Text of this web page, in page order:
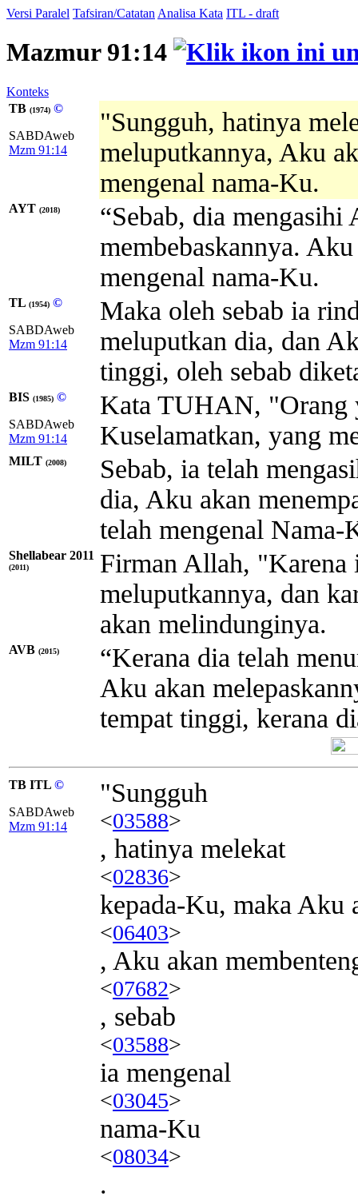
Versi Paralel Tafsiran/Catatan Analisa Kata ITL - draft
Mazmur 91:14
Konteks
TB (1974) ©
SABDAweb
Mzm 91:14
"Sungguh, hatinya
meluputkannya, Aku
mengenal nama-Ku.
AYT (2018)
“Sebab, dia
membebaskannya.
mengenal nama-Ku.
TL (1954) ©
SABDAweb
Mzm 91:14
Maka oleh sebab ia
meluputkan dia, dan
tinggi, oleh sebab
BIS (1985) ©
SABDAweb
Mzm 91:14
Kata TUHAN, "Orang
Kuselamatkan, yang
MILT (2008)
Sebab, ia telah
dia, Aku akan
telah mengenal Nama-
Shellabear 2011
(2011)
Firman Allah, "Karena
meluputkannya, dan
akan melindunginya.
AVB (2015)
“Kerana dia telah
Aku akan
tempat tinggi, kerana
TB ITL ©
SABDAweb
Mzm 91:14
"Sungguh
<03588>
, hatinya melekat
<02836>
kepada-Ku, maka Aku
<06403>
, Aku akan
<07682>
, sebab
<03588>
ia mengenal
<03045>
nama-Ku
<08034>
.